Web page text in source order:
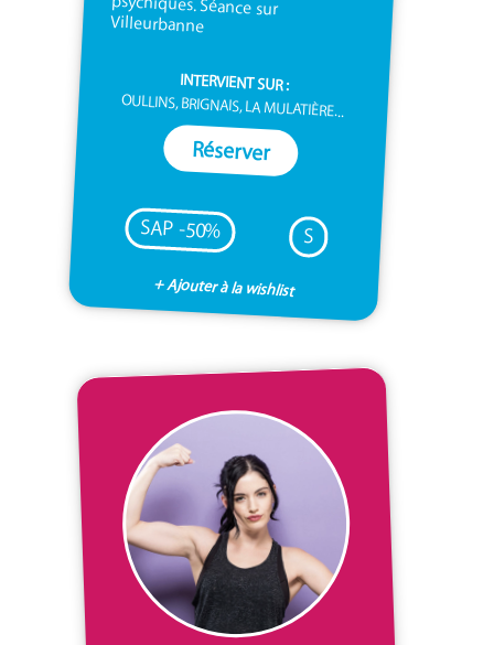
Villeurbanne
INTERVIENT SUR :
OULLINS, BRIGNAIS, LA MULATIÈRE...
Réserver
SAP -50% S
+ Ajouter à la wishlist